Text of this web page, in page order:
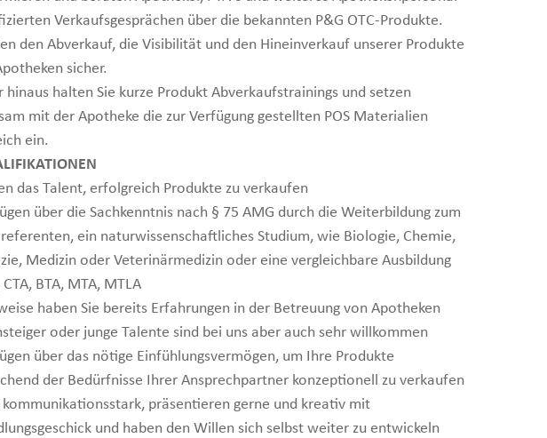
Verkaufsgesprächen über die bekannten P&G OTC-Produkte.
den Abverkauf, die Visibilität und den Hineinverkauf unserer Produkte
sicher.
hinaus halten Sie kurze Produkt Abverkaufstrainings und setzen
mit der Apotheke die zur Verfügung gestellten POS Materialien
ein.
das Talent, erfolgreich Produkte zu verkaufen
über die Sachkenntnis nach § 75 AMG durch die Weiterbildung zum
ein naturwissenschaftliches Studium, wie Biologie, Chemie,
Medizin oder Veterinärmedizin oder eine vergleichbare Ausbildung
CTA, BTA, MTA, MTLA
haben Sie bereits Erfahrungen in der Betreuung von Apotheken
oder junge Talente sind bei uns aber auch sehr willkommen
über das nötige Einfühlungsvermögen, um Ihre Produkte
der Bedürfnisse Ihrer Ansprechpartner konzeptionell zu verkaufen
kommunikationsstark, präsentieren gerne und kreativ mit
und haben den Willen sich selbst weiter zu entwickeln